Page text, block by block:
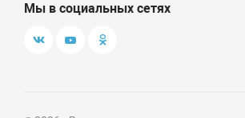
Мы в социальных сетях